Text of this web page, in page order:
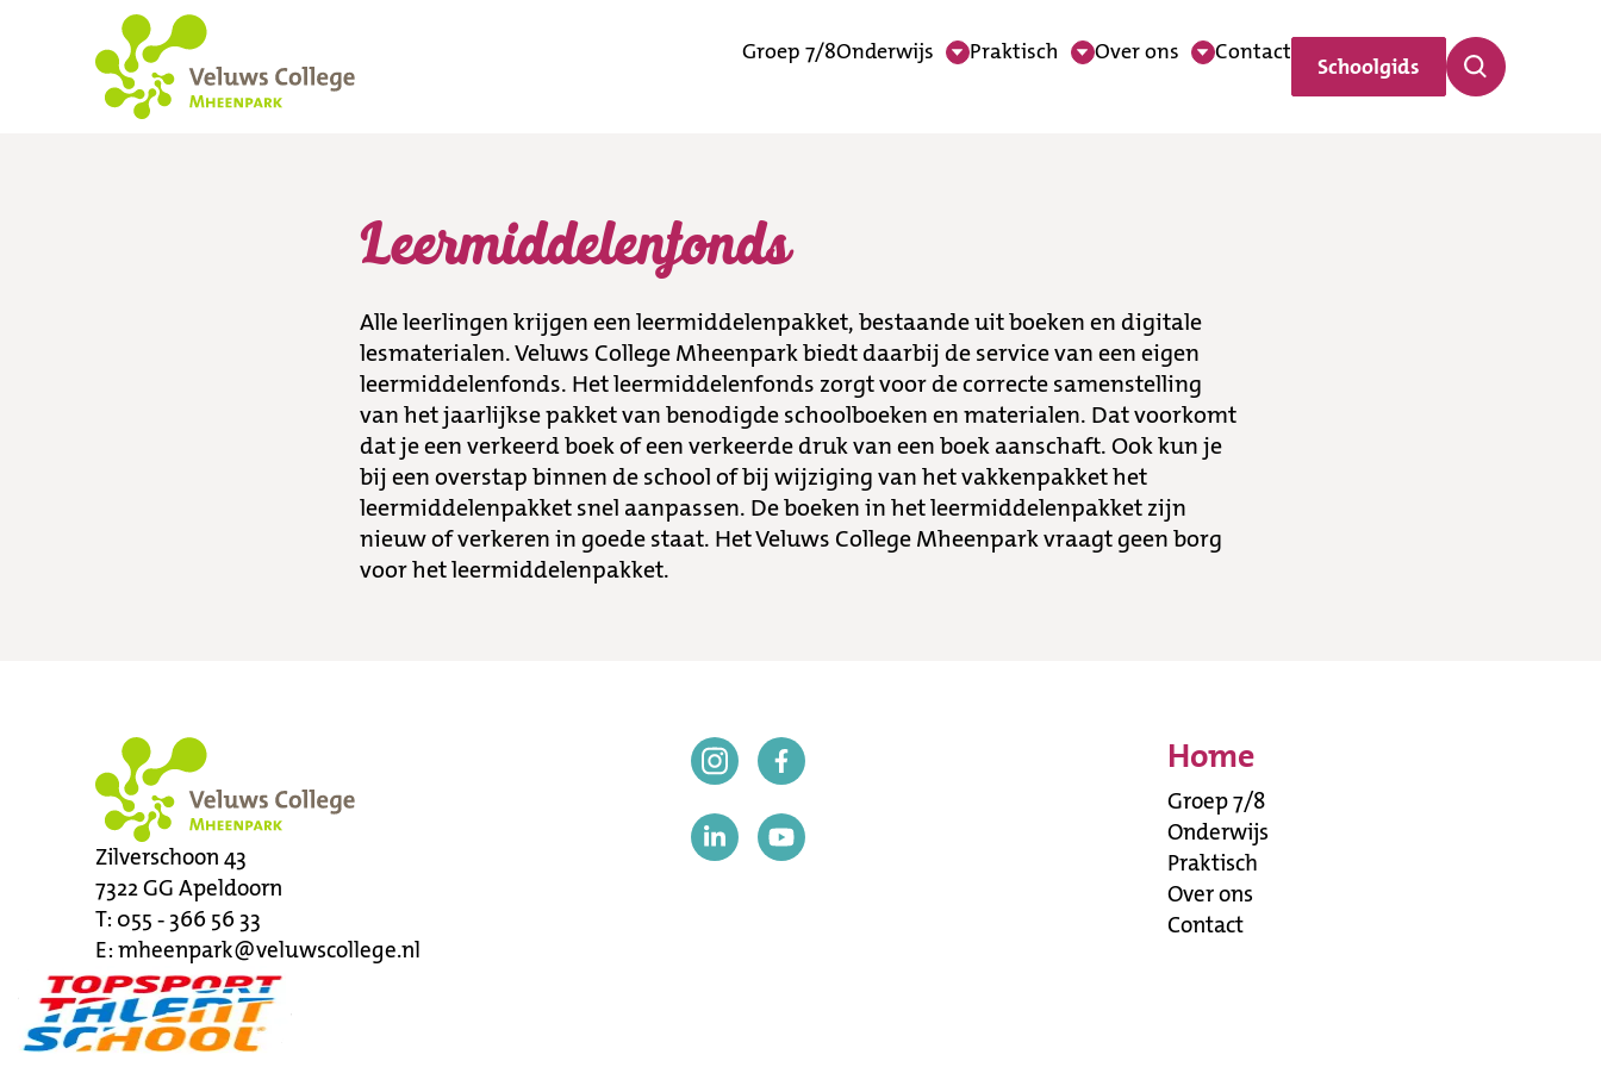
Groep 7/8Onderwijs Praktisch Over ons Contact
Schoolgids
LeermiddelenfondsLeermiddelenfonds
Alle leerlingen krijgen een leermiddelenpakket, bestaande uit boeken en digitale
lesmaterialen. Veluws College Mheenpark biedt daarbij de service van een eigen
leermiddelenfonds. Het leermiddelenfonds zorgt voor de correcte samenstelling
van het jaarlijkse pakket van benodigde schoolboeken en materialen. Dat voorkomt
dat je een verkeerd boek of een verkeerde druk van een boek aanschaft. Ook kun je
bij een overstap binnen de school of bij wijziging van het vakkenpakket het
leermiddelenpakket snel aanpassen. De boeken in het leermiddelenpakket zijn
nieuw of verkeren in goede staat. Het Veluws College Mheenpark vraagt geen borg
voor het leermiddelenpakket.
Zilverschoon 43
7322 GG Apeldoorn
T: 055 - 366 56 33
E: mheenpark@veluwscollege.nl
Home
Groep 7/8
Onderwijs
Praktisch
Over ons
Contact